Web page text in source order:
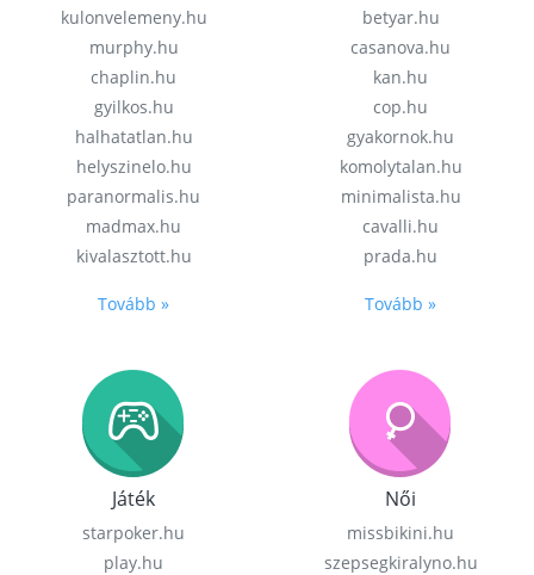
kulonvelemeny.hu
murphy.hu
chaplin.hu
gyilkos.hu
halhatatlan.hu
helyszinelo.hu
paranormalis.hu
madmax.hu
kivalasztott.hu
Tovább »
betyar.hu
casanova.hu
kan.hu
cop.hu
gyakornok.hu
komolytalan.hu
minimalista.hu
cavalli.hu
prada.hu
Tovább »
Játék
starpoker.hu
play.hu
Női
missbikini.hu
szepsegkiralyno.hu